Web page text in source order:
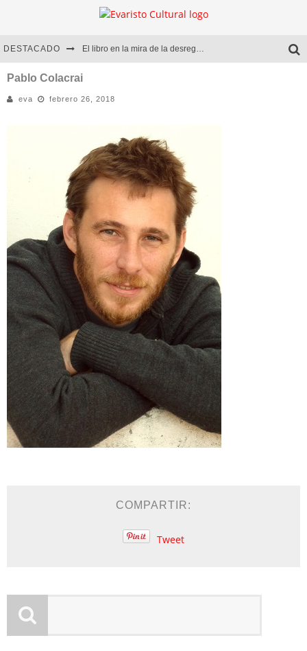
DESTACADO El libro en la mira de la desregulación
Marcelo Rubio | El llovedor
Diego Meret | Hotel Acapulco
Pablo Colacrai
eva febrero 26, 2018
COMPARTIR:
Tweet